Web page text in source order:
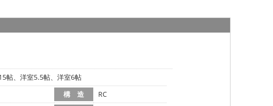
帖、洋室5.5帖、洋室6帖
構 造
RC